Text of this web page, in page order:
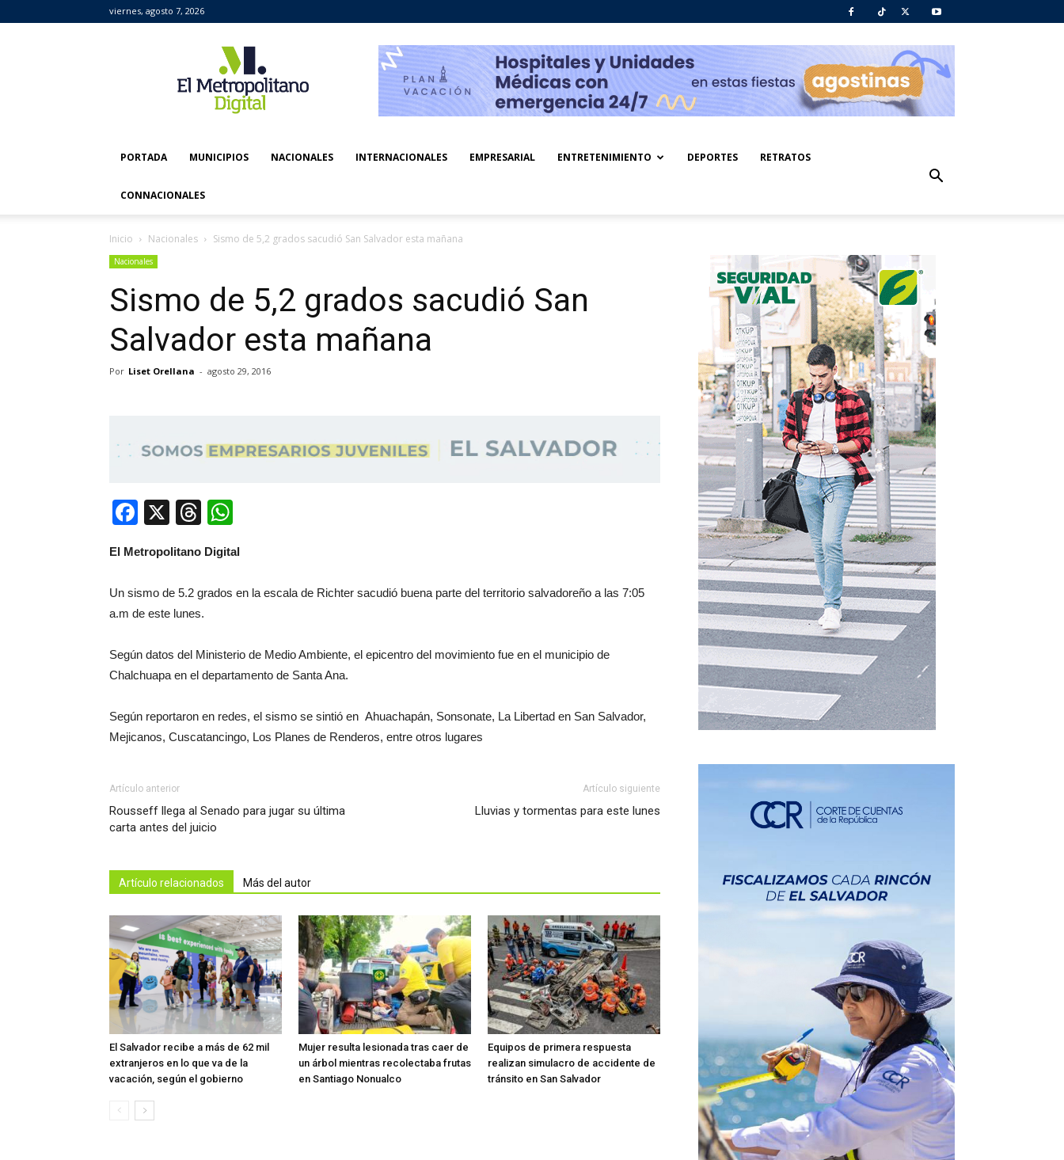
viernes, agosto 7, 2026
Metropolitano
Digital
PORTADA MUNICIPIOS NACIONALES INTERNACIONALES EMPRESARIAL ENTRETENIMIENTO DEPORTES RETRATOS
CONNACIONALES
Inicio Nacionales Sismo de 5,2 grados sacudió San Salvador esta mañana
Nacionales
Sismo de 5,2 grados sacudió San
Salvador esta mañana
Por Liset Orellana - agosto 29, 2016
Facebook
X Threads
El Metropolitano Digital
Un sismo de 5.2 grados en la escala de Richter sacudió buena parte del territorio salvadoreño a las 7:05
a.m de este lunes.
Según datos del Ministerio de Medio Ambiente, el epicentro del movimiento fue en el municipio de
Chalchuapa en el departamento de Santa Ana.
Según reportaron en redes, el sismo se sintió en Ahuachapán, Sonsonate, La Libertad en San Salvador,
Mejicanos, Cuscatancingo, Los Planes de Renderos, entre otros lugares
Artículo anterior
Rousseff llega al Senado para jugar su última
carta antes del juicio
Artículo siguiente
Lluvias y tormentas para este lunes
Artículo relacionados Más del autor
El Salvador recibe a más de 62 mil
extranjeros en lo que va de la
vacación, según el gobierno
Mujer resulta lesionada tras caer de
un árbol mientras recolectaba frutas
en Santiago Nonualco
Equipos de primera respuesta
realizan simulacro de accidente de
tránsito en San Salvador